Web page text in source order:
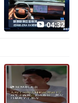
04:32